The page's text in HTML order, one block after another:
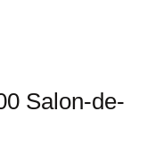
Salon-de-